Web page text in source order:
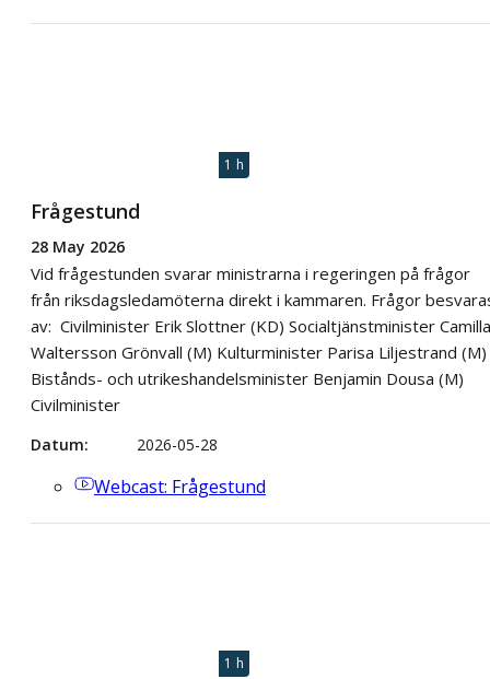
1 h
Frågestund
28 May 2026
Vid frågestunden svarar ministrarna i regeringen på frågor
från riksdagsledamöterna direkt i kammaren. Frågor
av: Civilminister Erik Slottner (KD) Socialtjänstminister Camilla
Waltersson Grönvall (M) Kulturminister Parisa Liljestrand (M)
Bistånds- och utrikeshandelsminister Benjamin Dousa (M)
Civilminister
Datum 2026-05-28
Webcast: Frågestund
1 h